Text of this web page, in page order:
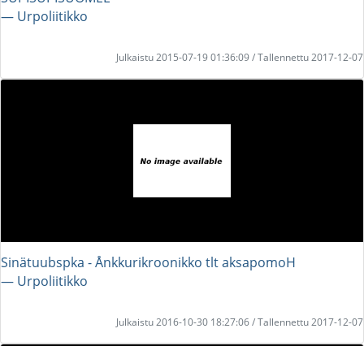
― Urpoliitikko
Julkaistu 2015-07-19 01:36:09 / Tallennettu 2017-12-07
Sinätuubspka - Ånkkurikroonikko tlt aksapomoH
― Urpoliitikko
Julkaistu 2016-10-30 18:27:06 / Tallennettu 2017-12-07